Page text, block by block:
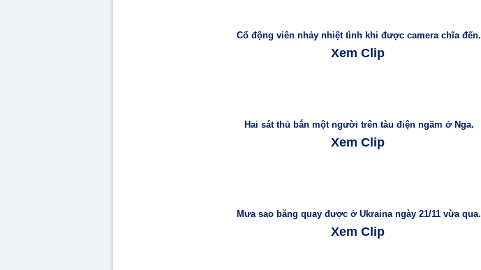
Cổ động viên nhảy nhiệt tình khi được camera chĩa đến.
Xem Clip
Hai sát thủ bắn một người trên tàu điện ngầm ở Nga.
Xem Clip
Mưa sao băng quay được ở Ukraina ngày 21/11 vừa qua.
Xem Clip